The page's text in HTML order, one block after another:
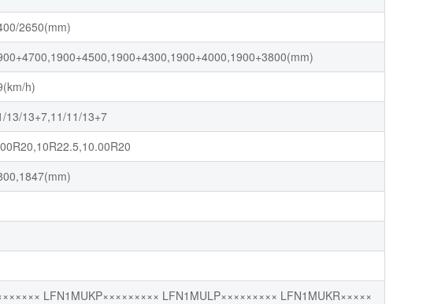
2650(mm)
h)
13/13+7,11/11/13+7
LFN1MUKP××××××××× LFN1MULP××××××××× LFN1MUKR×××××